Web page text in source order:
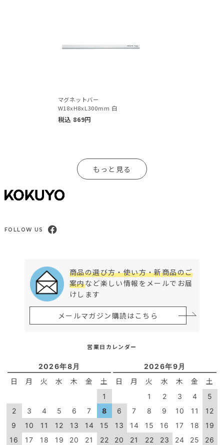
マグネットバー
W18xH8xL300mm 白
税込 869円
もっと見る
FOLLOW US
商品の選び方・使い方・新商品のご
案内など楽しい情報をメールでお届
けします
メールマガジン購読はこちら
営業日カレンダー
2026年8月
日 月 火 水 木 金 土
1
2
3 4 5 6 7
8
9
10 11 12 13 14
15
16
17 18 19 20 21
22
2026年9月
日 月 火 水 木 金 土
1 2 3 4
5
6
7 8 9 10 11
12
13
14 15 16 17 18
19
20
21 22 23 24 25
26